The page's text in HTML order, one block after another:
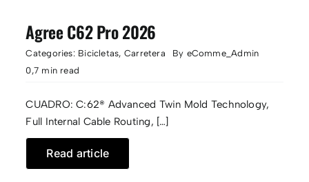
Agree C62 Pro 2026
Categories: Bicicletas, Carretera By eComme_Admin
0,7 min read
CUADRO: C:62® Advanced Twin Mold Technology,
Full Internal Cable Routing, […]
Read article